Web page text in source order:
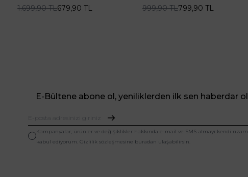
1.699,90TL679,90 TL
999,90TL799,90 TL
E-Bültene abone ol, yeniliklerden ilk sen haberdar
Kampanyalar, ürünler ve değişiklikler hakkında e-mail ve SMS almayı kendi
kabul ediyorum. Gizlilik sözleşmesine buradan ulaşabilirsin.